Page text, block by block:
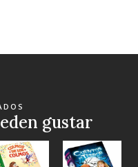
gustar